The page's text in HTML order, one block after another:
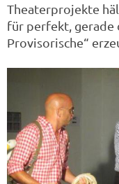
Theaterprojekte
für perfekt, gerade
Provisorische“